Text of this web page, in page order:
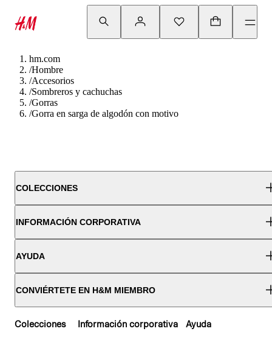
hm.com
/Hombre
/Accesorios
/Sombreros y cachuchas
/Gorras
/Gorra en sarga de algodón con motivo
COLECCIONES
INFORMACIÓN CORPORATIVA
AYUDA
CONVIÉRTETE EN H&M MIEMBRO
Colecciones Información corporativa Ayuda